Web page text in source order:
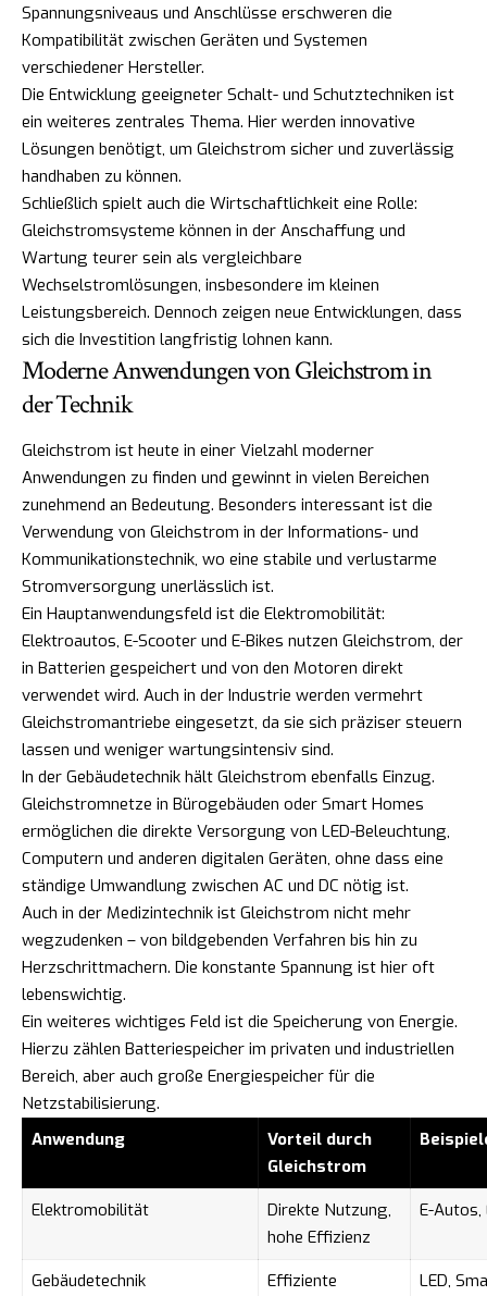
Spannungsniveaus und Anschlüsse erschweren die
Kompatibilität zwischen Geräten und Systemen
verschiedener Hersteller.
Die Entwicklung geeigneter Schalt- und Schutztechniken ist
ein weiteres zentrales Thema. Hier werden innovative
Lösungen benötigt, um Gleichstrom sicher und zuverlässig
handhaben zu können.
Schließlich spielt auch die Wirtschaftlichkeit eine Rolle:
Gleichstromsysteme können in der Anschaffung und
Wartung teurer sein als vergleichbare
Wechselstromlösungen, insbesondere im kleinen
Leistungsbereich. Dennoch zeigen neue Entwicklungen, dass
sich die Investition langfristig lohnen kann.
Moderne Anwendungen von Gleichstrom in
der Technik
Gleichstrom ist heute in einer Vielzahl moderner
Anwendungen zu finden und gewinnt in vielen Bereichen
zunehmend an Bedeutung. Besonders interessant ist die
Verwendung von Gleichstrom in der Informations- und
Kommunikationstechnik, wo eine stabile und verlustarme
Stromversorgung unerlässlich ist.
Ein Hauptanwendungsfeld ist die Elektromobilität:
Elektroautos, E-Scooter und E-Bikes nutzen Gleichstrom, der
in Batterien gespeichert und von den Motoren direkt
verwendet wird. Auch in der Industrie werden vermehrt
Gleichstromantriebe eingesetzt, da sie sich präziser steuern
lassen und weniger wartungsintensiv sind.
In der Gebäudetechnik hält Gleichstrom ebenfalls Einzug.
Gleichstromnetze in Bürogebäuden oder Smart Homes
ermöglichen die direkte Versorgung von LED-Beleuchtung,
Computern und anderen digitalen Geräten, ohne dass eine
ständige Umwandlung zwischen AC und DC nötig ist.
Auch in der Medizintechnik ist Gleichstrom nicht mehr
wegzudenken – von bildgebenden Verfahren bis hin zu
Herzschrittmachern. Die konstante Spannung ist hier oft
lebenswichtig.
Ein weiteres wichtiges Feld ist die Speicherung von Energie.
Hierzu zählen Batteriespeicher im privaten und industriellen
Bereich, aber auch große Energiespeicher für die
Netzstabilisierung.
Anwendung
Vorteil durch
Gleichstrom
Elektromobilität
Direkte Nutzung,
hohe Effizienz
E-Autos,
Gebäudetechnik
Effiziente
LED,